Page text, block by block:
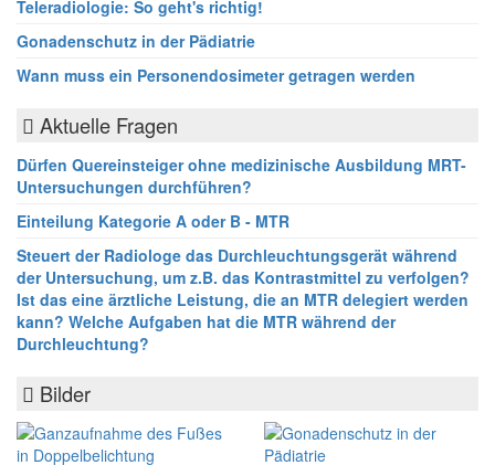
Teleradiologie: So geht's richtig!
Gonadenschutz in der Pädiatrie
Wann muss ein Personendosimeter getragen werden
Aktuelle Fragen
Dürfen Quereinsteiger ohne medizinische Ausbildung MRT-
Untersuchungen durchführen?
Einteilung Kategorie A oder B - MTR
Steuert der Radiologe das Durchleuchtungsgerät während
der Untersuchung, um z.B. das Kontrastmittel zu verfolgen?
Ist das eine ärztliche Leistung, die an MTR delegiert werden
kann? Welche Aufgaben hat die MTR während der
Durchleuchtung?
Bilder